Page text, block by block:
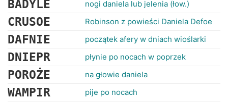
BADYLE nogi daniela lub jelenia (łow.)
CRUSOE Robinson z powieści Daniela Defoe
DAFNIE początek afery w dniach wioślarki
DNIEPR płynie po nocach w poprzek
POROŻE na głowie daniela
WAMPIR pije po nocach